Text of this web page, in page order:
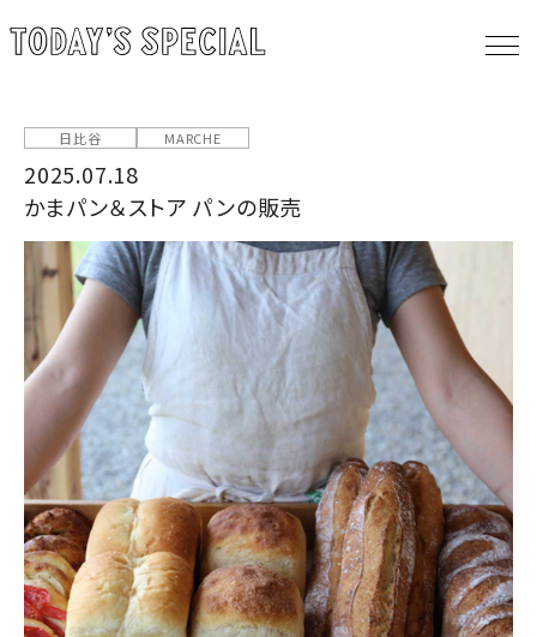
日比谷 MARCHE
2025.07.18
かまパン＆ストア パンの販売